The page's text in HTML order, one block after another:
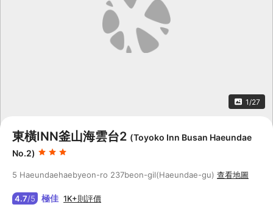
1/27
東橫INN釜山海雲台2 (Toyoko Inn Busan Haeundae
No.2)
5 Haeundaehaebyeon-ro 237beon-gil(Haeundae-gu) 查看地圖
4.7/5 極佳 1K+則評價